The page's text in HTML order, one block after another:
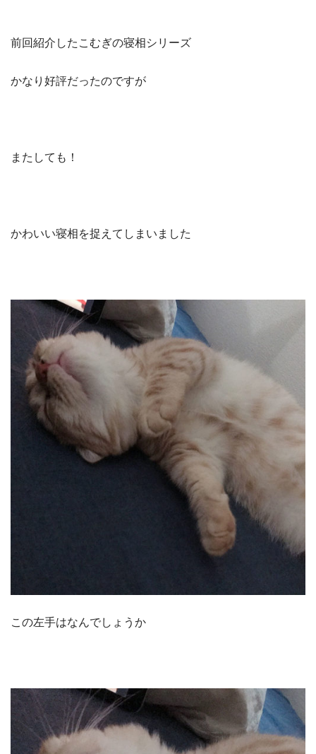
前回紹介したこむぎの寝相シリーズ
かなり好評だったのですが
またしても！
かわいい寝相を捉えてしまいました
この左手はなんでしょうか